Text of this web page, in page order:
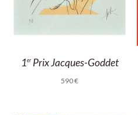
1erPrix Jacques-Goddet
590€